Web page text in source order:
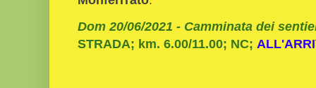
Dom 20/06/2021 - Camminata dei
STRADA; km. 6.00/11.00; NC;